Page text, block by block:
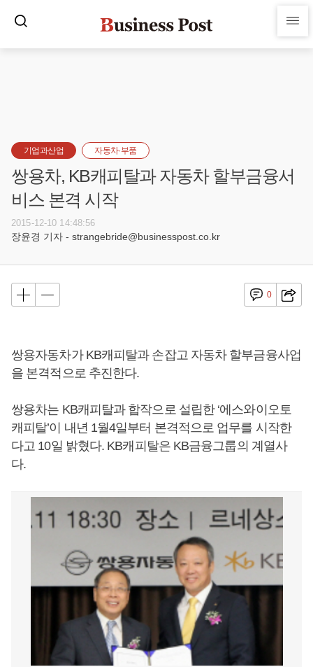
기업과산업 자동차·부품
쌍용차, KB캐피탈과 자동차 할부금융서
비스 본격 시작
2015-12-10 14:48:56
장윤경 기자 - strangebride@businesspost.co.kr
0
쌍용자동차가 KB캐피탈과 손잡고 자동차 할부금융사업
을 본격적으로 추진한다.
쌍용차는 KB캐피탈과 합작으로 설립한 ‘에스와이오토
캐피탈’이 내년 1월4일부터 본격적으로 업무를 시작한
다고 10일 밝혔다. KB캐피탈은 KB금융그룹의 계열사
다.